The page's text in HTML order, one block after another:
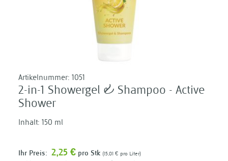
Artikelnummer: 1051
2-in-1 Showergel & Shampoo - Active
Shower
Inhalt: 150 ml
Ihr Preis: 2,25 € pro Stk 15,01 € pro Liter